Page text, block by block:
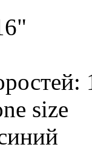
size